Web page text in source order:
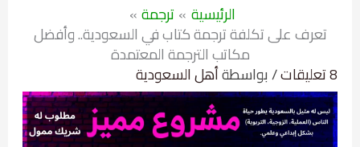
الرئيسية ترجمة
تعرف على تكلفة ترجمة كتاب في السعودية.. وأفضل
مكاتب الترجمة المعتمدة
8 تعليقات / بواسطةأهل السعودية